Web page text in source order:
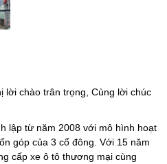
chào trân trọng, Cùng lời chúc
lập từ năm 2008 với mô hình hoạt
góp của 3 cổ đông. Với 15 năm
cấp xe ô tô thương mại cùng